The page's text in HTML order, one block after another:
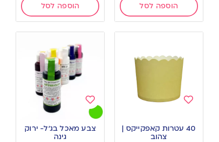
הוספה לסל הוספה לסל
to
wishlist
40 עטרות קאפקייקס |
צהוב
Add
to
wishlist
צבע מאכל בג’ל- ירוק
גינה